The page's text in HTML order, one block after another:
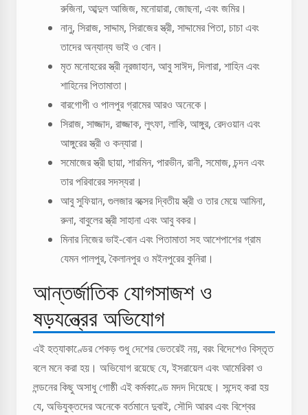
রুজিনা, আব্দুল আজিজ, মনোয়ারা, জোছনা, এবং জমির।
নানু, সিরাজ, সাদ্দাম, সিরাজের স্ত্রী, সাদ্দামের পিতা, চাচা এবং
তাদের অন্যান্য ভাই ও বোন।
মৃত মনোহরের স্ত্রী নূরজাহান, আবু সাঈদ, দিলারা, শাহিন এবং
শাহিনের পিতামাতা।
বারগোপী ও পালপুর গ্রামের আরও অনেকে।
সিরাজ, সাজ্জাদ, রাজ্জাক, লুৎফা, লাকি, আঙ্গুর, রেদওয়ান এবং
আঙ্গুরের স্ত্রী ও কন্যারা।
সমোজের স্ত্রী ছায়া, শারমিন, পারভীন, রানী, সমোজ, চন্দন এবং
তার পরিবারের সদস্যরা।
আবু সুফিয়ান, গুলজার বক্সের দ্বিতীয় স্ত্রী ও তার মেয়ে আমিনা,
রুনা, বাবুলের স্ত্রী সাহানা এবং আবু বকর।
মিনার নিজের ভাই-বোন এবং পিতামাতা সহ আশেপাশের গ্রাম
যেমন পালপুর, কৈলানপুর ও মইনপুরের কুনিরা।
আন্তর্জাতিক যোগসাজশ ও
ষড়যন্ত্রের অভিযোগ
এই হত্যাকাণ্ডের শেকড় শুধু দেশের ভেতরেই নয়, বরং বিদেশেও বিস্তৃত
বলে মনে করা হয়। অভিযোগ রয়েছে যে, ইসরায়েল এবং আমেরিকা ও
লন্ডনের কিছু অসাধু গোষ্ঠী এই কর্মকাণ্ডে মদদ দিয়েছে। সন্দেহ করা হয়
যে, অভিযুক্তদের অনেকে বর্তমানে দুবাই, সৌদি আরব এবং বিশ্বের